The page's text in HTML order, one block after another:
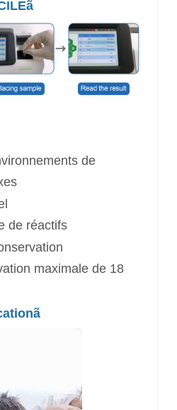
de
de réactifs
maximale de 18
ã